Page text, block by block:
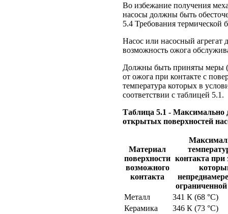
Во избежание получения
насосы должны быть
5.4 Требования термической
Насос или насосный агрегат
возможность ожога
Должны быть приняты меры
от ожога при контакте с
температура которых в
соответствии с таблицей 5.1.
Таблица 5.1 -
открытых поверхностей
Материал
поверхности
возможного
контакта
контакта при
Металл
341 К (68 °С)
Керамика
346 К (73 °С)